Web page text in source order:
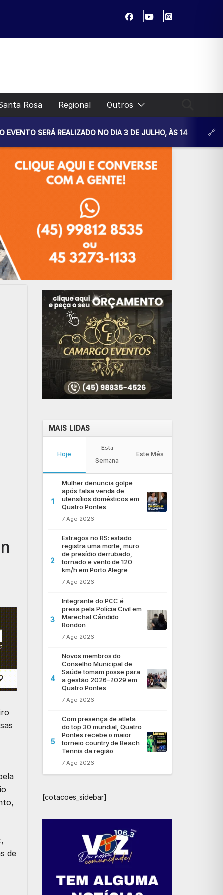
Rosa Regional Outros
NO DIA 3 DE JULHO, ÀS 14H30, NA UNIDADE
de
MAIS LIDAS
Hoje
Esta
Semana
Este Mês
1
Mulher denuncia golpe
após falsa venda de
utensílios domésticos em
Quatro Pontes
7 Ago 2026
2
Estragos no RS: estado
registra uma morte, muro
de presídio derrubado,
tornado e vento de 120
km/h em Porto Alegre
7 Ago 2026
3
Integrante do PCC é
presa pela Polícia Civil em
Marechal Cândido
Rondon
7 Ago 2026
4
Novos membros do
Conselho Municipal de
Saúde tomam posse para
a gestão 2026–2029 em
Quatro Pontes
7 Ago 2026
5
Com presença de atleta
do top 30 mundial, Quatro
Pontes recebe o maior
torneio country de Beach
Tennis da região
7 Ago 2026
[cotacoes_sidebar]